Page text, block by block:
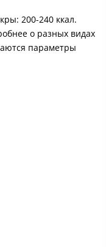
200-240 ккал.
о разных видах
параметры